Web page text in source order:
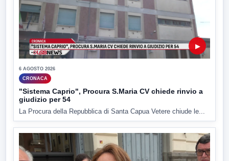
▶
6 AGOSTO 2026
CRONACA
"Sistema Caprio", Procura S.Maria CV chiede rinvio a
giudizio per 54
La Procura della Repubblica di Santa Capua Vetere chiude le...